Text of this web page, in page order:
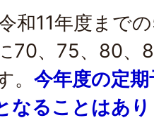
和11年度まで
70、75、80、
今年度の定
なることはあ